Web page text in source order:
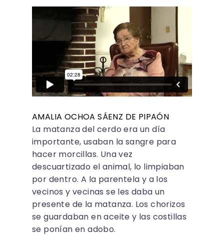
AMALIA OCHOA SÁENZ DE PIPAÓN
La matanza del cerdo era un día
importante, usaban la sangre para
hacer morcillas. Una vez
descuartizado el animal, lo limpiaban
por dentro. A la parentela y a los
vecinos y vecinas se les daba un
presente de la matanza. Los chorizos
se guardaban en aceite y las costillas
se ponían en adobo.